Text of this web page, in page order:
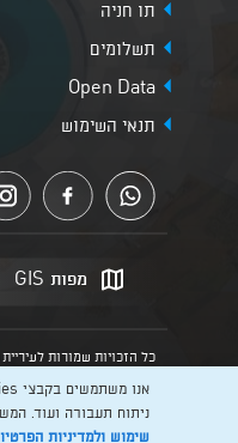
תו חניה
תשלומים
Open Data
תנאי השימוש
מפות GIS
הנוסח המחייב הוא זה הקבוע
ניתוח תעבורה ועוד.
שימוש ולמדיניות